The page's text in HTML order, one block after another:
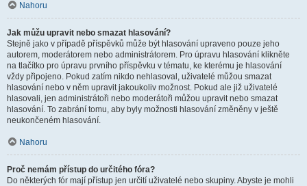
Nahoru
Jak můžu upravit nebo smazat hlasování?
Stejně jako v případě příspěvků může být hlasování upraveno pouze jeho
autorem, moderátorem nebo administrátorem. Pro úpravu hlasování klikněte
na tlačítko pro úpravu prvního příspěvku v tématu, ke kterému je hlasování
vždy připojeno. Pokud zatím nikdo nehlasoval, uživatelé můžou smazat
hlasování nebo v něm upravit jakoukoliv možnost. Pokud ale již uživatelé
hlasovali, jen administrátoři nebo moderátoři můžou upravit nebo smazat
hlasování. To zabrání tomu, aby byly možnosti hlasování změněny v ještě
neukončeném hlasování.
Nahoru
Proč nemám přístup do určitého fóra?
Do některých fór mají přístup jen určití uživatelé nebo skupiny. Abyste je mohli